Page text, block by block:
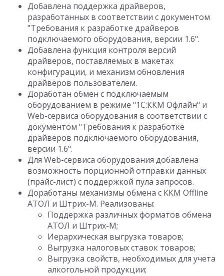
Добавлена поддержка драйверов,
разработанных в соответствии с документом
"Требования к разработке драйверов
подключаемого оборудования, версии 1.6".
Добавлена функция контроля версий
драйверов, поставляемых в макетах
конфигурации, и механизм обновления
драйверов пользователем.
Доработан обмен с подключаемым
оборудованием в режиме "1С:ККМ Офлайн" и
Web-сервиса оборудования в соответствии с
документом "Требования к разработке
драйверов подключаемого оборудования,
версии 1.6".
Для Web-сервиса оборудования добавлена
возможность порционной отправки данных
(прайс-лист) с поддержкой пула запросов.
Доработаны механизмы обмена с ККМ Offline
АТОЛ и Штрих-М. Реализованы:
Поддержка различных форматов обмена
АТОЛ и Штрих-М;
Иерархическая выгрузка товаров;
Выгрузка налоговых ставок товаров;
Выгрузка свойств, необходимых для учета
алкогольной продукции;